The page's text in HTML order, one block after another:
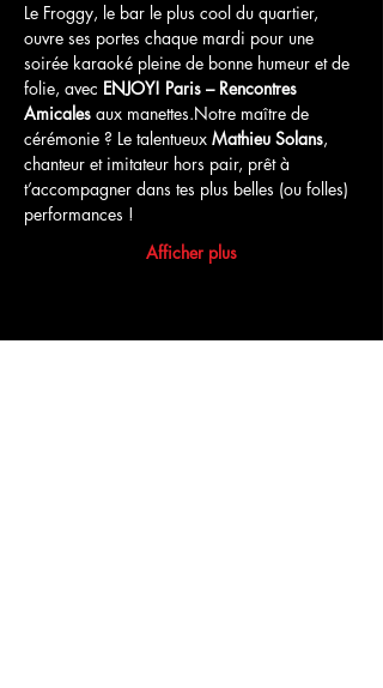
Le Froggy, le bar le plus cool du quartier,
ouvre ses portes chaque mardi pour une
soirée karaoké pleine de bonne humeur et de
folie, avec ENJOY! Paris – Rencontres
Amicales aux manettes.Notre maître de
cérémonie ? Le talentueux Mathieu Solans,
chanteur et imitateur hors pair, prêt à
t’accompagner dans tes plus belles (ou folles)
performances !
Afficher plus